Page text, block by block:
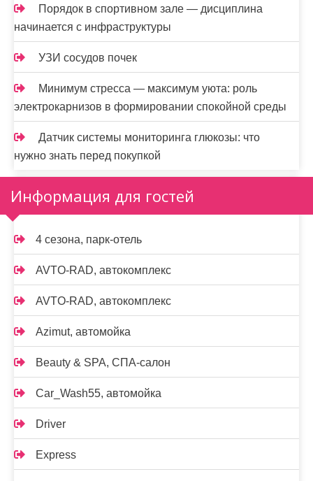
Порядок в спортивном зале — дисциплина
начинается с инфраструктуры
УЗИ сосудов почек
Минимум стресса — максимум уюта: роль
электрокарнизов в формировании спокойной среды
Датчик системы мониторинга глюкозы: что
нужно знать перед покупкой
Информация для гостей
4 сезона, парк-отель
AVTO-RAD, автокомплекс
AVTO-RAD, автокомплекс
Azimut, автомойка
Beauty & SPA, СПА-салон
Car_Wash55, автомойка
Driver
Express